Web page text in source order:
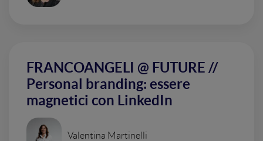
FRANCOANGELI @ FUTURE //
Personal branding: essere
magnetici con LinkedIn
Valentina Martinelli